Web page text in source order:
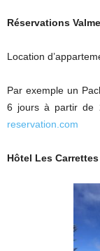
Réservations
Location
Par exemple un
6 jours à partir de
reservation.com
Hôtel Les Carrettes